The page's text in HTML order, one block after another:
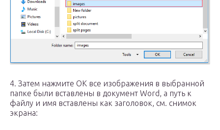
4. Затем нажмите OK все изображения в выбранной
папке были вставлены в документ Word, а путь к
файлу и имя вставлены как заголовок, см. снимок
экрана: